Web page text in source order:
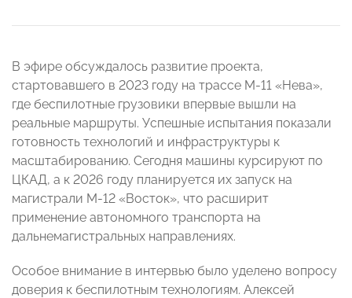
В эфире обсуждалось развитие проекта,
стартовавшего в 2023 году на трассе М-11 «Нева»,
где беспилотные грузовики впервые вышли на
реальные маршруты. Успешные испытания показали
готовность технологий и инфраструктуры к
масштабированию. Сегодня машины курсируют по
ЦКАД, а к 2026 году планируется их запуск на
магистрали М-12 «Восток», что расширит
применение автономного транспорта на
дальнемагистральных направлениях.
Особое внимание в интервью было уделено вопросу
доверия к беспилотным технологиям. Алексей